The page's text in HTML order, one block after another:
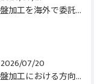
旋盤加工を海外で委託する際のコスト削減と高精度実現のポイント
2026/07/20
旋盤加工における方向設定の基礎と実践的な加工手順のポイント